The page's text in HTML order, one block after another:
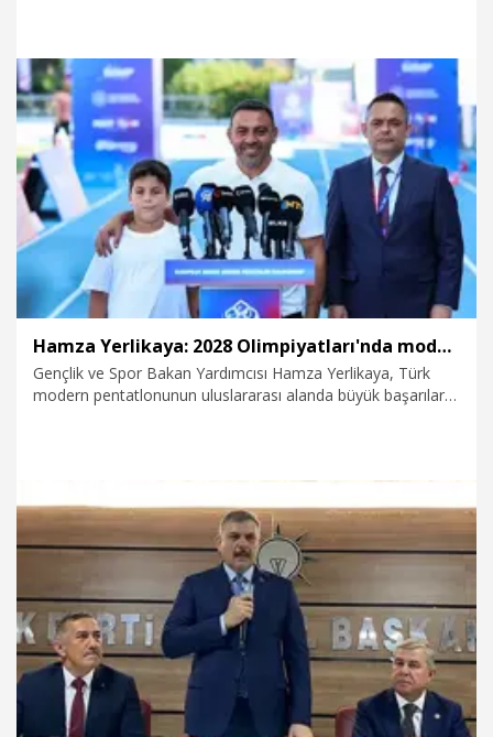
8.08.2026 Politika
Hamza Yerlikaya: 2028 Olimpiyatları'nda modern pentatlonda büyük başarılar elde edeceğiz
Gençlik ve Spor Bakan Yardımcısı Hamza Yerlikaya, Türk
modern pentatlonunun uluslararası alanda büyük başarılar